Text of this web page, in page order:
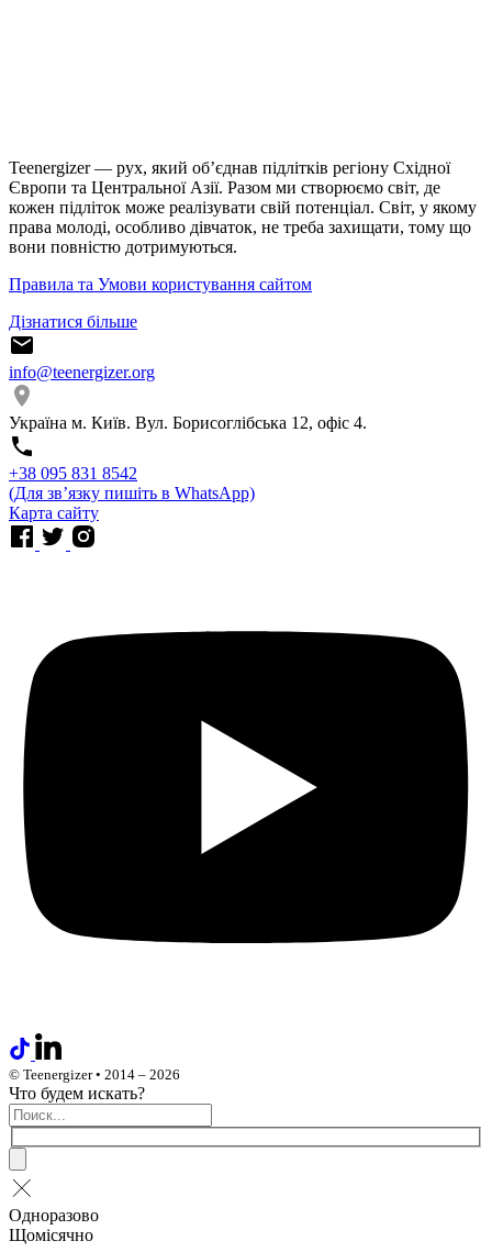
Teenergizer — рух, який об’єднав підлітків регіону Східної
Європи та Центральної Азії. Разом ми створюємо світ, де
кожен підліток може реалізувати свій потенціал. Світ, у якому
права молоді, особливо дівчаток, не треба захищати, тому що
вони повністю дотримуються.
Правила та Умови користування сайтом
Дізнатися більше
info@teenergizer.org
Україна м. Київ. Вул. Борисоглібська 12, офіс 4.
⁨+38 095 831 8542⁩
(Для звʼязку пишіть в WhatsApp)
Карта сайту
© Teenergizer • 2014 – 2026
Что будем искать?
Одноразово
Щомісячно